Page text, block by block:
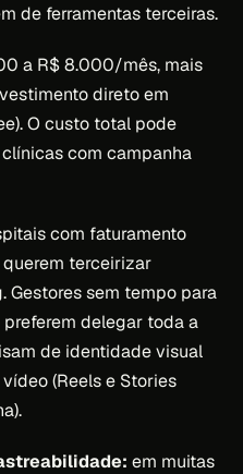
de ferramentas terceiras.
a R$ 8.000/mês, mais
direto em
O custo total pode
com campanha
com faturamento
terceirizar
Gestores sem tempo para
delegar toda a
de identidade visual
(Reels e Stories
em muitas